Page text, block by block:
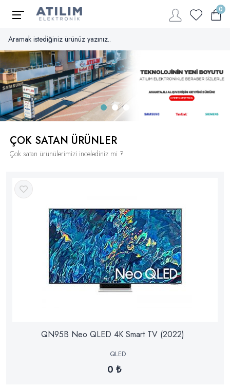
atilim@atilimalanya.com
0
ÇOK SATAN ÜRÜNLER
Çok satan ürünülerimizi incelediniz mi ?
QN95B Neo QLED 4K Smart TV (2022)
QLED
0 ₺